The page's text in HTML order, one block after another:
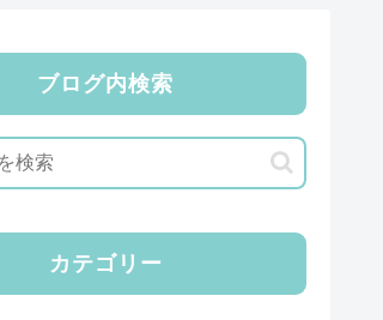
ブログ内検索
カテゴリー